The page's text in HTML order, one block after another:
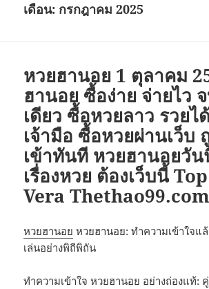
เดือน: กรกฎาคม 2025
หวยฮานอย 1 ตุลาคม
ฮานอย ซื้อง่าย จ่ายไว
เดียว ซื้อหวยลาว รวยไ
เจ้ามือ ซื้อหวยผ่านเว็บ
เข้าทันที หวยฮานอยวัน
เรื่องหวย ต้องเว็บนี้
Vera Thethao99.com
หวยฮานอย หวยฮานอย: ทำความเข้าใจแ
เล่นอย่างพิถีพิถัน
ทำความเข้าใจ หวยฮานอย อย่างถ่องแท้: